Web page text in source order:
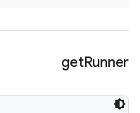
getRunner